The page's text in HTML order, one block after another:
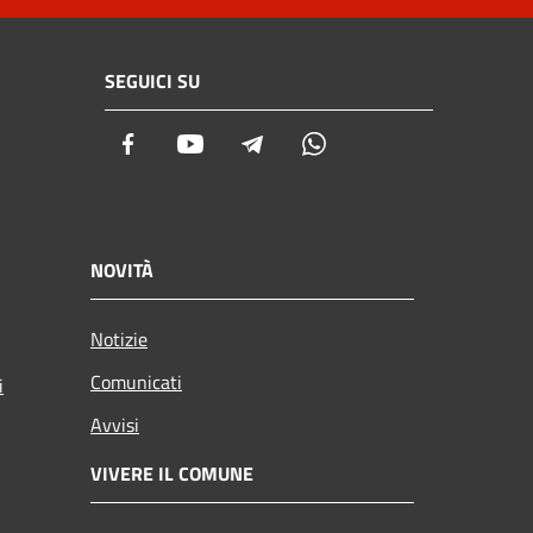
SEGUICI SU
Facebook Youtube Telegram
NOVITÀ
Notizie
Comunicati
Avvisi
VIVERE IL COMUNE